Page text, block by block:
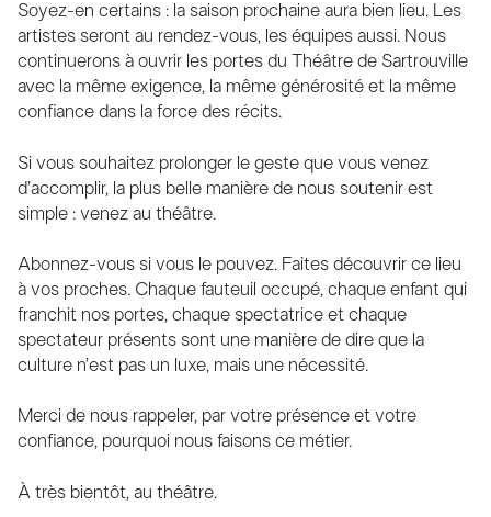
Soyez-en certains : la saison prochaine aura bien lieu. Les
artistes seront au rendez-vous, les équipes aussi. Nous
continuerons à ouvrir les portes du Théâtre de Sartrouville
avec la même exigence, la même générosité et la même
confiance dans la force des récits.
Si vous souhaitez prolonger le geste que vous venez
d’accomplir, la plus belle manière de nous soutenir est
simple : venez au théâtre.
Abonnez-vous si vous le pouvez. Faites découvrir ce lieu
à vos proches. Chaque fauteuil occupé, chaque enfant qui
franchit nos portes, chaque spectatrice et chaque
spectateur présents sont une manière de dire que la
culture n’est pas un luxe, mais une nécessité.
Merci de nous rappeler, par votre présence et votre
confiance, pourquoi nous faisons ce métier.
À très bientôt, au théâtre.